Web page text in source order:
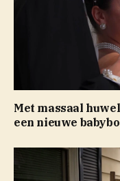
Met massaal
een nieuwe